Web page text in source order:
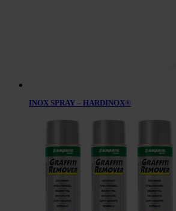
INOX SPRAY – HARDINOX®